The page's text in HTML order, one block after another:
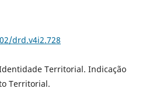
drd.v4i2.728
Territorial. Indicação
Territorial.